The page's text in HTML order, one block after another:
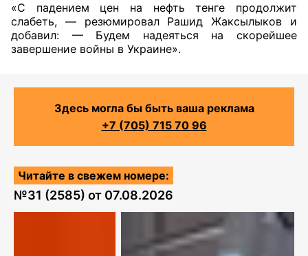
«С падением цен на нефть тенге продолжит
слабеть, — резюмировал Рашид Жаксылыков и
добавил: — Будем надеяться на скорейшее
завершение войны в Украине».
Здесь могла бы быть ваша реклама
+7 (705) 715 70 96
Читайте в свежем номере:
№31 (2585) от 07.08.2026